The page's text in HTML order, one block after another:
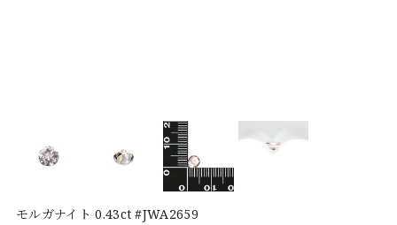
モルガナイト 0.43ct #JWA2659